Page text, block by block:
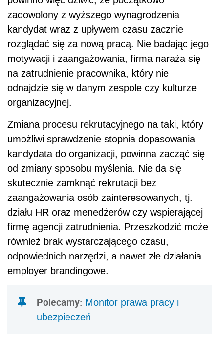
zadowolony z wyższego wynagrodzenia
kandydat wraz z upływem czasu zacznie
rozglądać się za nową pracą. Nie badając jego
motywacji i zaangażowania, firma naraża się
na zatrudnienie pracownika, który nie
odnajdzie się w danym zespole czy kulturze
organizacyjnej.
Zmiana procesu rekrutacyjnego na taki, który
umożliwi sprawdzenie stopnia dopasowania
kandydata do organizacji, powinna zacząć się
od zmiany sposobu myślenia. Nie da się
skutecznie zamknąć rekrutacji bez
zaangażowania osób zainteresowanych, tj.
działu HR oraz menedżerów czy wspierającej
firmę agencji zatrudnienia. Przeszkodzić może
również brak wystarczającego czasu,
odpowiednich narzędzi, a nawet złe działania
employer brandingowe.
Polecamy: Monitor prawa pracy i
ubezpieczeń